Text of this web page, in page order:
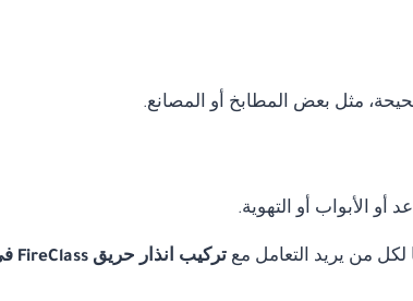
مثل بعض المطابخ أو المصانع.
الأبواب أو التهوية.
لكل من يريد التعامل مع تركيب انذار حريق FireClass في القاهرة